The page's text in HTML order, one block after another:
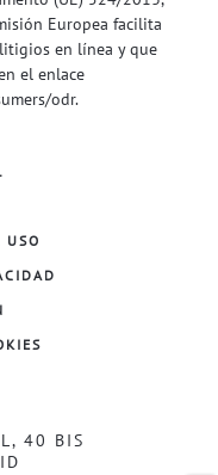
Europea facilita
en línea y que
el enlace
odr.
USO
40 BIS